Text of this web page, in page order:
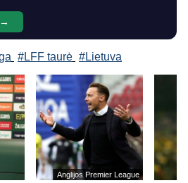
#LFF taurė #Lietuva
Anglijos Premier League